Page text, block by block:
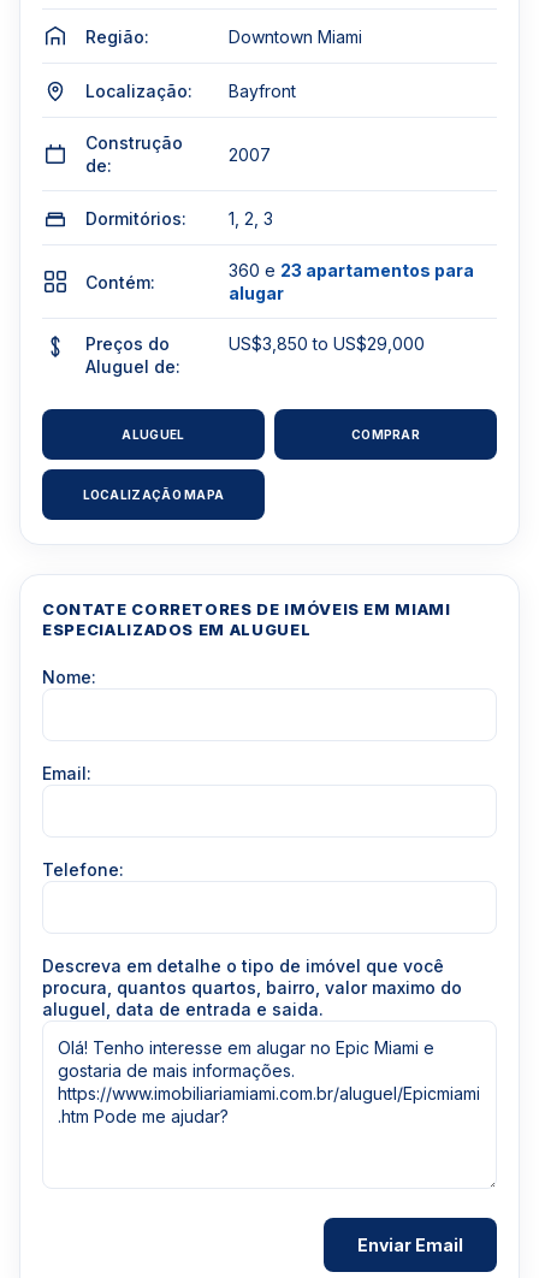
Região: Downtown Miami
Localização: Bayfront
Construção
de:
2007
Dormitórios: 1, 2, 3
Contém:
360 e 23 apartamentos para
alugar
Preços do
Aluguel de:
US$3,850 to US$29,000
ALUGUEL COMPRAR
LOCALIZAÇÃO MAPA
CONTATE CORRETORES DE IMÓVEIS EM MIAMI
ESPECIALIZADOS EM ALUGUEL
Nome:
Email:
Telefone:
Descreva em detalhe o tipo de imóvel que você
procura, quantos quartos, bairro, valor maximo do
aluguel, data de entrada e saida.